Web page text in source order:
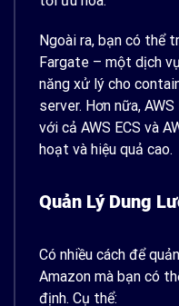
Ngoài ra, bạn có thể
Fargate – một dịch
năng xử lý cho
server. Hơn nữa,
với cả AWS ECS và
hoạt và hiệu quả cao.
Quản Lý Dung
Có nhiều cách để
Amazon mà bạn có
định. Cụ thể: